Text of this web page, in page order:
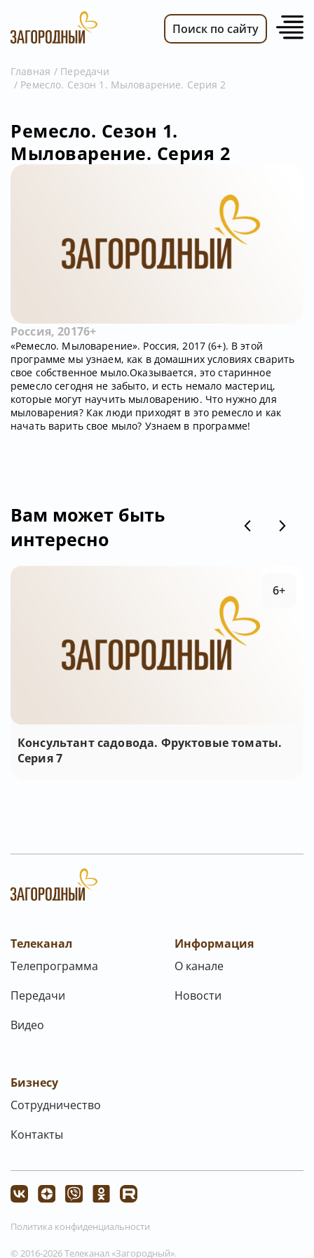
ПЕРЕДАЧИ
ТЕЛЕПРОГРАММА
РЕКЛАМОДАТЕЛЯМ
Поиск по сайту
Главная
Передачи
Ремесло. Сезон 1. Мыловарение. Серия 2
Ремесло. Сезон 1.
Мыловарение. Серия 2
Россия, 20176+
«Ремесло. Мыловарение». Россия, 2017 (6+). В этой
программе мы узнаем, как в домашних условиях сварить
свое собственное мыло.Оказывается, это старинное
ремесло сегодня не забыто, и есть немало мастериц,
которые могут научить мыловарению. Что нужно для
мыловарения? Как люди приходят в это ремесло и как
начать варить свое мыло? Узнаем в программе!
Вам может быть
интересно
Консультант садовода. Фруктовые томаты.
Серия 7
6+
Телеканал
Телепрограмма
Передачи
Видео
Информация
О канале
Новости
Бизнесу
Сотрудничество
Контакты
© 2016-2026 Телеканал «Загородный».
Политика конфиденциальности